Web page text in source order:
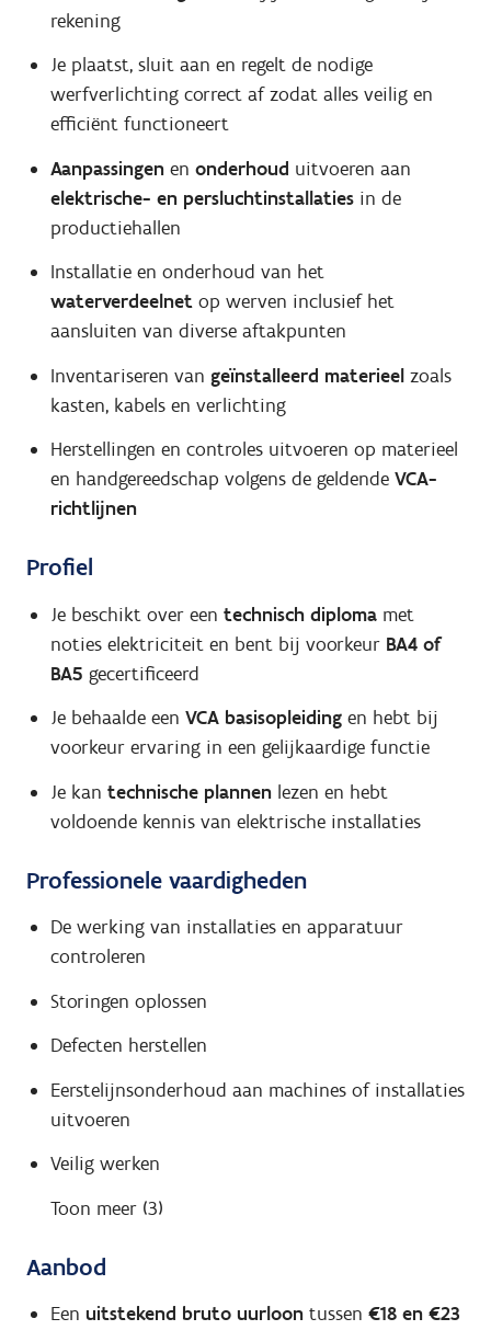
rekening
Je plaatst, sluit aan en regelt de nodige
werfverlichting correct af zodat alles veilig en
efficiënt functioneert
Aanpassingen en onderhoud uitvoeren aan
elektrische- en persluchtinstallatiesin de
productiehallen
Installatie en onderhoud van het
waterverdeelnet op werven inclusief het
aansluiten van diverse aftakpunten
Inventariseren van geïnstalleerd materieelzoals
kasten, kabels en verlichting
Herstellingen en controles uitvoeren op materieel
en handgereedschap volgens de geldende VCA-
richtlijnen
Profiel
Je beschikt over een technisch diploma met
noties elektriciteit en bent bij voorkeur BA4 of
BA5 gecertificeerd
Je behaalde een VCA basisopleidingen hebt bij
voorkeur ervaring in een gelijkaardige functie
Je kan technische plannen lezen en hebt
voldoende kennis van elektrische installaties
Professionele vaardigheden
De werking van installaties en apparatuur
controleren
Storingen oplossen
Defecten herstellen
Eerstelijnsonderhoud aan machines of installaties
uitvoeren
Veilig werken
Toon meer (3)
Aanbod
Een uitstekend bruto uurloon tussen €18 en €23